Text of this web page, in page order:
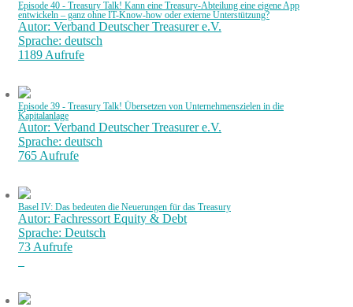
Episode 40 - Treasury Talk! Kann eine Treasury-Abteilung eine eigene App
entwickeln – ganz ohne IT-Know-how oder externe Unterstützung?
Autor: Verband Deutscher Treasurer e.V.
Sprache: deutsch
1189 Aufrufe
Episode 39 - Treasury Talk! Übersetzen von Unternehmenszielen in die
Kapitalanlage
Autor: Verband Deutscher Treasurer e.V.
Sprache: deutsch
765 Aufrufe
Basel IV: Das bedeuten die Neuerungen für das Treasury
Autor: Fachressort Equity & Debt
Sprache: Deutsch
73 Aufrufe